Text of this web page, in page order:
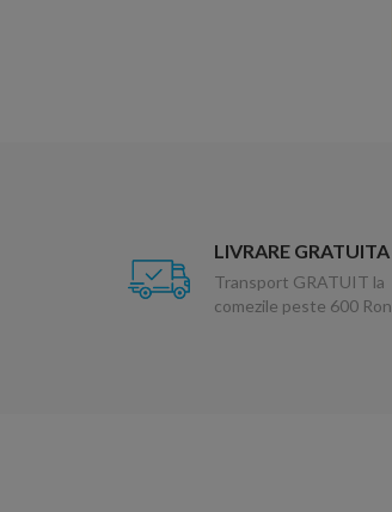
LIVRARE GRATUITA
Transport GRATUIT la
comezile peste 600 Ron